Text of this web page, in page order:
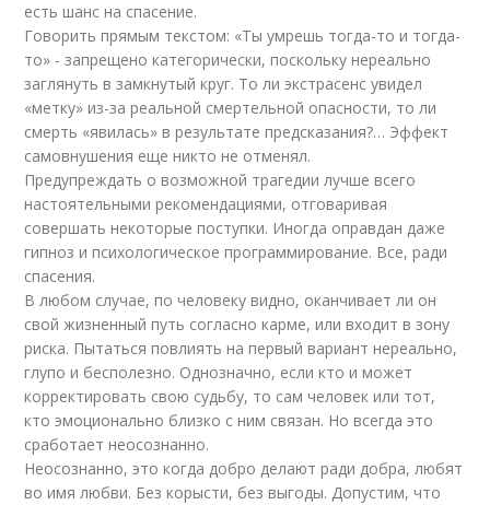
есть шанс на спасение.
Говорить прямым текстом: «Ты умрешь тогда-то и тогда-
то» - запрещено категорически, поскольку нереально
заглянуть в замкнутый круг. То ли экстрасенс увидел
«метку» из-за реальной смертельной опасности, то ли
смерть «явилась» в результате предсказания?… Эффект
самовнушения еще никто не отменял.
Предупреждать о возможной трагедии лучше всего
настоятельными рекомендациями, отговаривая
совершать некоторые поступки. Иногда оправдан даже
гипноз и психологическое программирование. Все, ради
спасения.
В любом случае, по человеку видно, оканчивает ли он
свой жизненный путь согласно карме, или входит в зону
риска. Пытаться повлиять на первый вариант нереально,
глупо и бесполезно. Однозначно, если кто и может
корректировать свою судьбу, то сам человек или тот,
кто эмоционально близко с ним связан. Но всегда это
сработает неосознанно.
Неосознанно, это когда добро делают ради добра, любят
во имя любви. Без корысти, без выгоды. Допустим, что